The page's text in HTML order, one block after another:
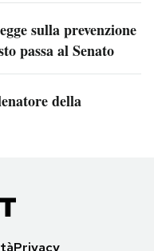
sulla prevenzione
passa al Senato
della